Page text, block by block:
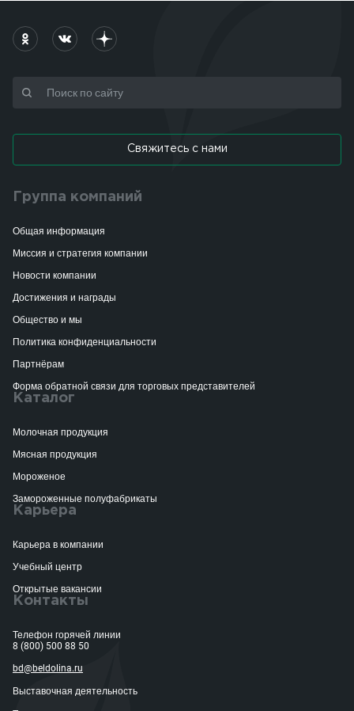
Свяжитесь с нами
Группа компаний
Общая информация
Миссия и стратегия компании
Новости компании
Достижения и награды
Общество и мы
Политика конфиденциальности
Партнёрам
Форма обратной связи для торговых представителей
Каталог
Молочная продукция
Мясная продукция
Мороженое
Замороженные полуфабрикаты
Карьера
Карьера в компании
Учебный центр
Открытые вакансии
Контакты
Телефон горячей линии
8 (800) 500 88 50
bd@beldolina.ru
Выставочная деятельность